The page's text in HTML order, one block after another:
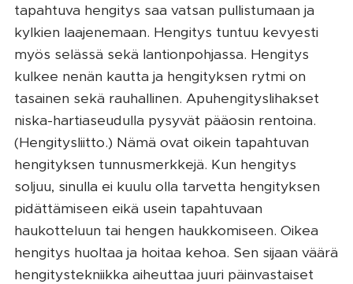
tapahtuva hengitys saa vatsan pullistumaan ja
kylkien laajenemaan. Hengitys tuntuu kevyesti
myös selässä sekä lantionpohjassa. Hengitys
kulkee nenän kautta ja hengityksen rytmi on
tasainen sekä rauhallinen. Apuhengityslihakset
niska-hartiaseudulla pysyvät pääosin rentoina.
(Hengitysliitto.) Nämä ovat oikein tapahtuvan
hengityksen tunnusmerkkejä. Kun hengitys
soljuu, sinulla ei kuulu olla tarvetta hengityksen
pidättämiseen eikä usein tapahtuvaan
haukotteluun tai hengen haukkomiseen. Oikea
hengitys huoltaa ja hoitaa kehoa. Sen sijaan väärä
hengitystekniikka aiheuttaa juuri päinvastaiset